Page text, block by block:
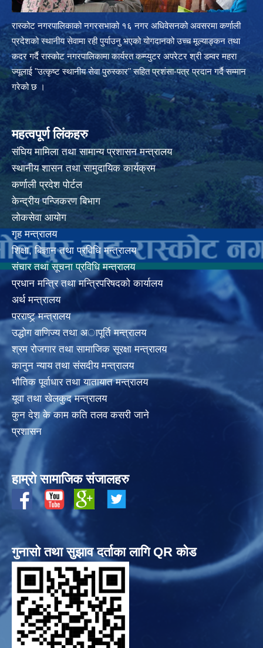
रास्कोट नगरपालिकाको नगरसभाको १६ नगर अधिवेसनको अवसरमा कर्णाली
प्रदेशको स्थानीय सेवामा रही पुर्याउनु भएको योगदानको उच्च मूल्याङ्कन तथा
कदर गर्दै रास्कोट नगरपालिकामा कार्यरत कम्प्युटर अपरेटर श्री डम्वर महरा
ज्यूलाई "उत्कृष्ट स्थानीय सेवा पुरुस्कार" सहित प्रशंसा-पत्र प्रदान गर्दै सम्मान
गरेको छ ।
महत्वपूर्ण लिंकहरु
संघिय मामिला तथा सामान्य प्रशासन मन्त्रालय
स्थानीय शासन तथा सामुदायिक कार्यक्रम
कर्णाली प्रदेश पोर्टल
केन्द्रीय पन्जिकरण बिभाग
लोकसेवा आयोग
गृह मन्त्रालय
शिक्षा, बिज्ञान तथा प्रविधि मन्त्रालय
संचार तथा सूचना प्रविधि मन्त्रालय
प्रधान मन्त्रि तथा मन्त्रिपरिषदको कार्यालय
अर्थ मन्त्रालय
परराष्ट्र् मन्त्रालय
उद्धोग वाणिज्य तथा अापूर्ति मन्त्रालय
श्रम रोजगार तथा सामाजिक सूरक्षा मन्त्रालय
कानुन न्याय तथा संसदीय मन्त्रालय
भाैतिक पूर्वाधार तथा यातायात मन्त्रालय
यूवा तथा खेलकुद मन्त्रालय
कुन देश के काम कति तलव कसरी जाने
प्रशासन
हाम्रो सामाजिक संजालहरु
गुनासो तथा सुझाव दर्ताका लागि QR कोड